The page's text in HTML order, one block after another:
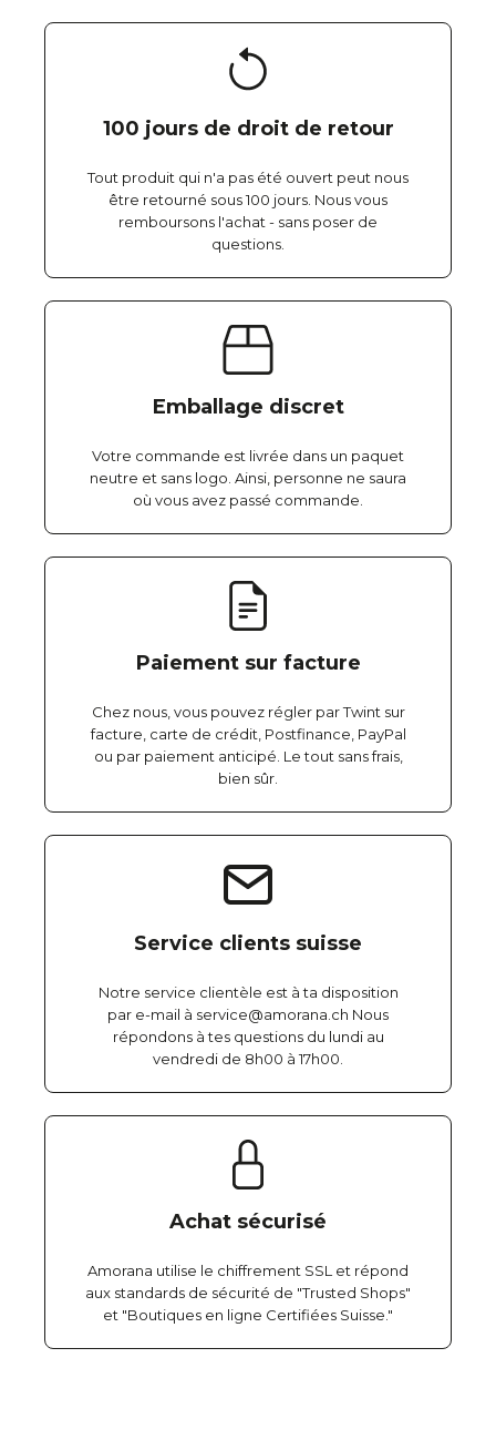
100 jours de droit de retour
Tout produit qui n'a pas été ouvert peut nous
être retourné sous 100 jours. Nous vous
remboursons l'achat - sans poser de
questions.
Emballage discret
Votre commande est livrée dans un paquet
neutre et sans logo. Ainsi, personne ne saura
où vous avez passé commande.
Paiement sur facture
Chez nous, vous pouvez régler par Twint sur
facture, carte de crédit, Postfinance, PayPal
ou par paiement anticipé. Le tout sans frais,
bien sûr.
Service clients suisse
Notre service clientèle est à ta disposition
par e-mail à service@amorana.ch Nous
répondons à tes questions du lundi au
vendredi de 8h00 à 17h00.
Achat sécurisé
Amorana utilise le chiffrement SSL et répond
aux standards de sécurité de "Trusted Shops"
et "Boutiques en ligne Certifiées Suisse."